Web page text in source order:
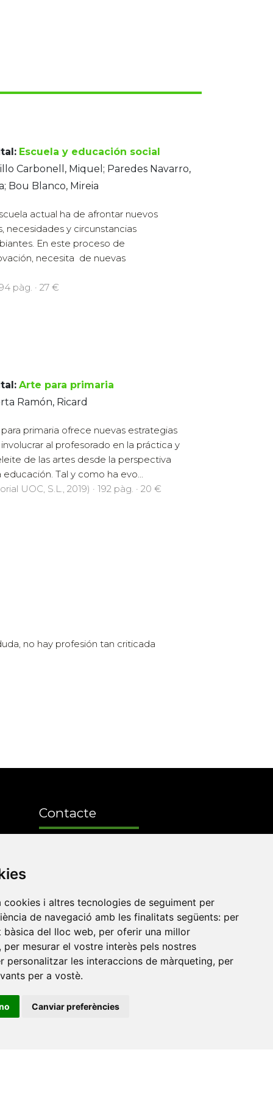
i altres tecnologies de seguiment per
de navegació amb les finalitats següents: per
del lloc web, per oferir una millor
, per mesurar el vostre interès pels nostres
personalitzar les interaccions de màrqueting, per
per a vostè.
Canviar preferències
Escuela y educación social
Carbonell, Miquel; Paredes Navarro,
Bou Blanco, Mireia
actual ha de afrontar nuevos
necesidades y circunstancias
En este proceso de
necesita de nuevas
pàg. · 27 €
Arte para primaria
Ramón, Ricard
primaria ofrece nuevas estrategias
involucrar al profesorado en la práctica y
de las artes desde la perspectiva
educación. Tal y como ha evo...
UOC, S.L., 2019) · 192 pàg. · 20 €
no hay profesión tan criticada
a
Contacte
Av. de Vicent Sos Baynat, s/n
12071 Castelló de la Plana
e-buc@vives.org
+34 964 72 89 93
Amb el suport